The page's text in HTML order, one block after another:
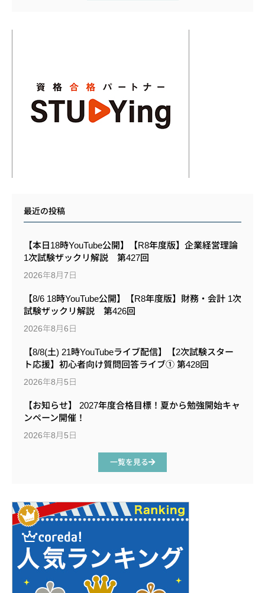
最近の投稿
【本日18時YouTube公開】【R8年度版】企業経営理論
1次試験ザックリ解説 第427回
2026年8月7日
【8/6 18時YouTube公開】【R8年度版】財務・会計 1次
試験ザックリ解説 第426回
2026年8月6日
【8/8(土) 21時YouTubeライブ配信】【2次試験スター
ト応援】初心者向け質問回答ライブ① 第428回
2026年8月5日
【お知らせ】 2027年度合格目標！夏から勉強開始キャ
ンペーン開催！
2026年8月5日
一覧を見る